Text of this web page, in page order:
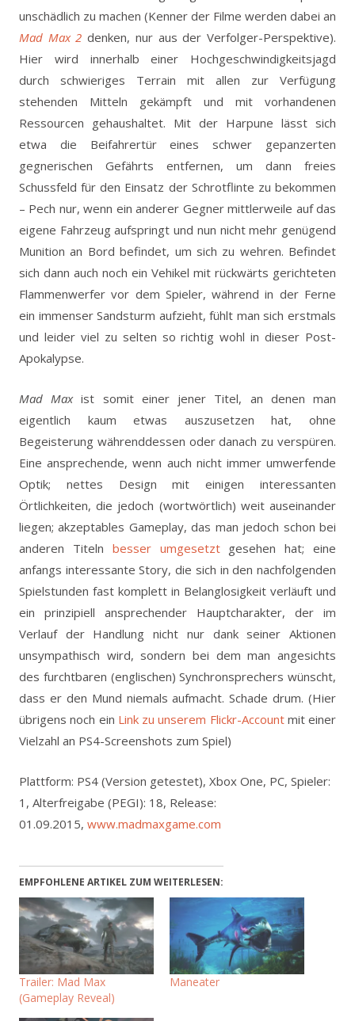
unschädlich zu machen (Kenner der Filme werden dabei an
Mad Max 2 denken, nur aus der Verfolger-Perspektive).
Hier wird innerhalb einer Hochgeschwindigkeitsjagd
durch schwieriges Terrain mit allen zur Verfügung
stehenden Mitteln gekämpft und mit vorhandenen
Ressourcen gehaushaltet. Mit der Harpune lässt sich
etwa die Beifahrertür eines schwer gepanzerten
gegnerischen Gefährts entfernen, um dann freies
Schussfeld für den Einsatz der Schrotflinte zu bekommen
– Pech nur, wenn ein anderer Gegner mittlerweile auf das
eigene Fahrzeug aufspringt und nun nicht mehr genügend
Munition an Bord befindet, um sich zu wehren. Befindet
sich dann auch noch ein Vehikel mit rückwärts gerichteten
Flammenwerfer vor dem Spieler, während in der Ferne
ein immenser Sandsturm aufzieht, fühlt man sich erstmals
und leider viel zu selten so richtig wohl in dieser Post-
Apokalypse.
Mad Maxist somit einer jener Titel, an denen man
eigentlich kaum etwas auszusetzen hat, ohne
Begeisterung währenddessen oder danach zu verspüren.
Eine ansprechende, wenn auch nicht immer umwerfende
Optik; nettes Design mit einigen interessanten
Örtlichkeiten, die jedoch (wortwörtlich) weit auseinander
liegen; akzeptables Gameplay, das man jedoch schon bei
anderen Titeln besser umgesetztgesehen hat; eine
anfangs interessante Story, die sich in den nachfolgenden
Spielstunden fast komplett in Belanglosigkeit verläuft und
ein prinzipiell ansprechender Hauptcharakter, der im
Verlauf der Handlung nicht nur dank seiner Aktionen
unsympathisch wird, sondern bei dem man angesichts
des furchtbaren (englischen) Synchronsprechers wünscht,
dass er den Mund niemals aufmacht. Schade drum. (Hier
übrigens noch ein Link zu unserem Flickr-Accountmit einer
Vielzahl an PS4-Screenshots zum Spiel)
Plattform: PS4 (Version getestet), Xbox One, PC, Spieler:
1, Alterfreigabe (PEGI): 18, Release:
01.09.2015, www.madmaxgame.com
EMPFOHLENE ARTIKEL ZUM WEITERLESEN:
Trailer: Mad Max
(Gameplay Reveal)
Maneater